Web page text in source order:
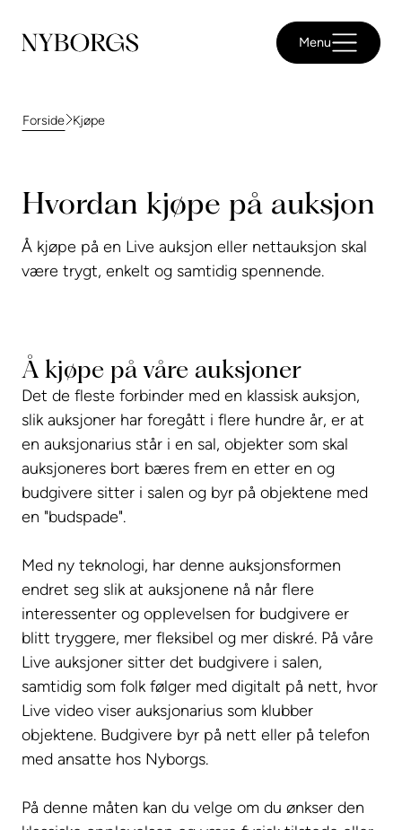
Menu
Forside Kjøpe
Hvordan kjøpe på auksjon
Å kjøpe på en Live auksjon eller nettauksjon skal
være trygt, enkelt og samtidig spennende.
Å kjøpe på våre auksjoner
Det de fleste forbinder med en klassisk auksjon,
slik auksjoner har foregått i flere hundre år, er at
en auksjonarius står i en sal, objekter som skal
auksjoneres bort bæres frem en etter en og
budgivere sitter i salen og byr på objektene med
en "budspade".
Med ny teknologi, har denne auksjonsformen
endret seg slik at auksjonene nå når flere
interessenter og opplevelsen for budgivere er
blitt tryggere, mer fleksibel og mer diskré. På våre
Live auksjoner sitter det budgivere i salen,
samtidig som folk følger med digitalt på nett, hvor
Live video viser auksjonarius som klubber
objektene. Budgivere byr på nett eller på telefon
med ansatte hos Nyborgs.
På denne måten kan du velge om du ønkser den